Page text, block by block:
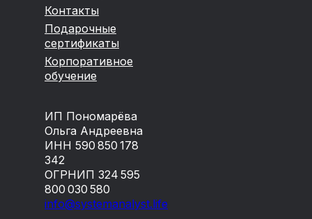
Контакты
Подарочные
сертификаты
Корпоративное
обучение
ИП Пономарёва
Ольга Андреевна
ИНН 590 850 178
342
ОГРНИП 324 595
800 030 580
info@systemanalyst.life